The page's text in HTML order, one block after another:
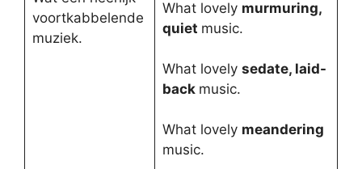
voortkabbelende
muziek.
What lovely murmuring,
quiet music.
What lovely sedate, laid-
back music.
What lovely meandering
music.